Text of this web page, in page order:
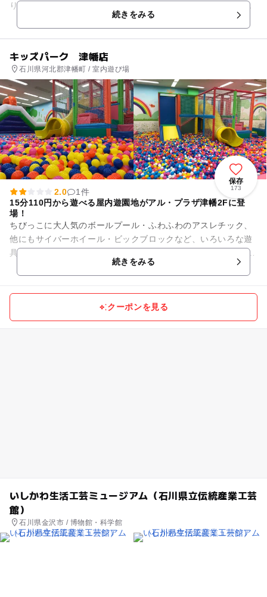
ります。敷地の中に和風の外観をもつレストハウスから、水平
線に沈んでいく夕陽を望むこ...続きをみる
キッズパーク 津幡店
石川県河北郡津幡町 / 室内遊び場
保存
173
2.0
1件
15分110円から遊べる屋内遊園地がアル・プラザ津幡2Fに登
場！
ちびっこに大人気のボールプール・ふわふわのアスレチック、
他にもサイバーホイール・ビックブロックなど、いろいろな遊
具が遊びたい放題！ 屋内なので、雨や雪が降っても、寒くても
暑くても、ちびっ子達は...続きをみる
クーポンを見る
いしかわ生活工芸ミュージアム（石川県立伝統産業工芸
館）
石川県金沢市 / 博物館・科学館